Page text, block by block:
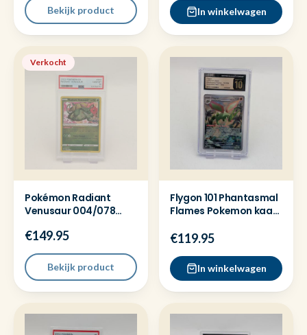
Bekijk product In winkelwagen
Verkocht
Pokémon Radiant
Venusaur 004/078
€149.95
Bekijk product
Flygon 101 Phantasmal
Flames Pokemon kaart
€119.95
In winkelwagen